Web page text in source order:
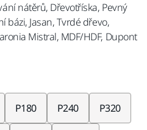
nátěrů, Dřevotříska, Pevný
bázi, Jasan, Tvrdé dřevo,
Mistral, MDF/HDF, Dupont
P180 P240 P320